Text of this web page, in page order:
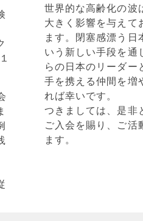
世界的な高齢化の波
大きく影響を与えて
ます。閉塞感漂う日
いう新しい手段を通
らの日本のリーダー
手を携える仲間を増
れば幸いです。
つきましては、是非
ご入会を賜り、ご
ます。